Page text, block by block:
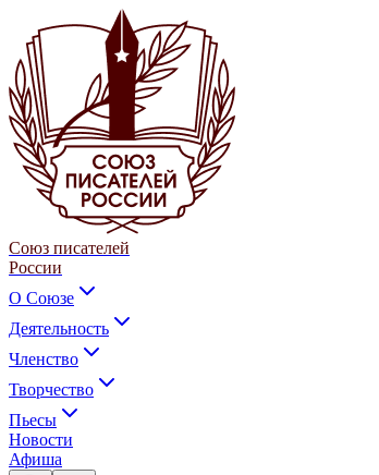
Союз писателей
России
О Союзе
Деятельность
Членство
Творчество
Пьесы
Новости
Афиша